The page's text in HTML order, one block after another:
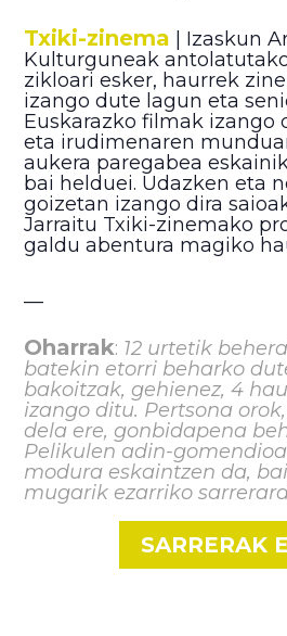
Txiki-zinema | Izaskun
Kulturguneak
zikloari esker, haurrek
izango dute lagun eta
Euskarazko filmak izango
eta irudimenaren
aukera paregabea
bai helduei. Udazken eta
goizetan izango dira
Jarraitu Txiki-zinemako
galdu abentura magiko
Oharrak: 12 urtetik
batekin etorri beharko
bakoitzak, gehienez, 4
izango ditu. Pertsona
dela ere, gonbidapena
Pelikulen adin-
modura eskaintzen da,
mugarik ezarriko
SARRERAK